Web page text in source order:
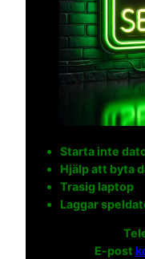
Starta inte
Hjälp att byta
Trasig laptop
Laggar
E-post